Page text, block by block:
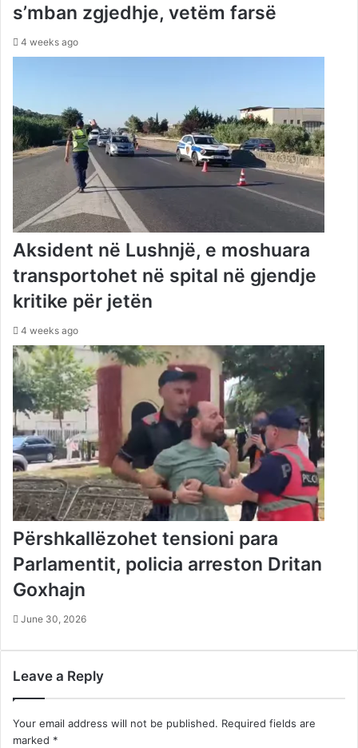
s’mban zgjedhje, vetëm farsë
4 weeks ago
Aksident në Lushnjë, e moshuara
transportohet në spital në gjendje
kritike për jetën
4 weeks ago
Përshkallëzohet tensioni para
Parlamentit, policia arreston Dritan
Goxhajn
June 30, 2026
Leave a Reply
Your email address will not be published. Required fields are
marked *